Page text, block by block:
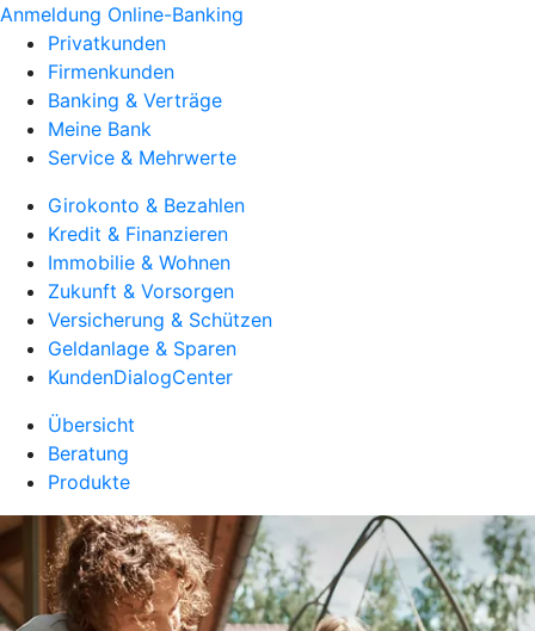
Anmeldung Online-Banking
Privatkunden
Firmenkunden
Banking & Verträge
Meine Bank
Service & Mehrwerte
Girokonto & Bezahlen
Kredit & Finanzieren
Immobilie & Wohnen
Zukunft & Vorsorgen
Versicherung & Schützen
Geldanlage & Sparen
KundenDialogCenter
Übersicht
Beratung
Produkte